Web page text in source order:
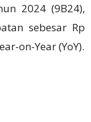
2024 (9B24),
sebesar Rp
on-Year (YoY).